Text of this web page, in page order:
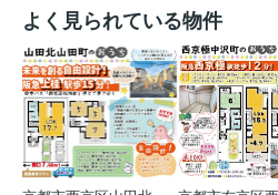
よく見られている物件